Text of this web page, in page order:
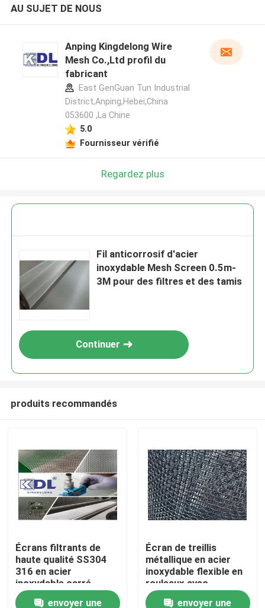
Produits
Le spectacle VR
AU SUJET DE NOUS
Anping Kingdelong Wire
Mesh Co.,Ltd profil du
fabricant
East GenGuan Tun Industrial
District,Anping,Hebei,China
053600 ,La Chine
5.0
Fournisseur vérifié
Regardez plus
Fil anticorrosif d'acier
inoxydable Mesh Screen 0.5m-
3M pour des filtres et des tamis
Continuer
produits recommandés
Écrans filtrants de
haute qualité SS304
316 en acier
inoxydable carré
métallique tissé
envoyer une
Écran de treillis
métallique en acier
inoxydable flexible en
rouleaux avec
différents types de
envoyer une